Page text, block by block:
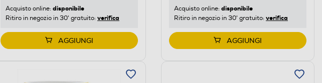
Acquisto online: disponibile
Ritiro in negozio in 30' gratuito: verifica
AGGIUNGI
Acquisto online: disponibile
Ritiro in negozio in 30' gratuito: verifica
AGGIUNGI